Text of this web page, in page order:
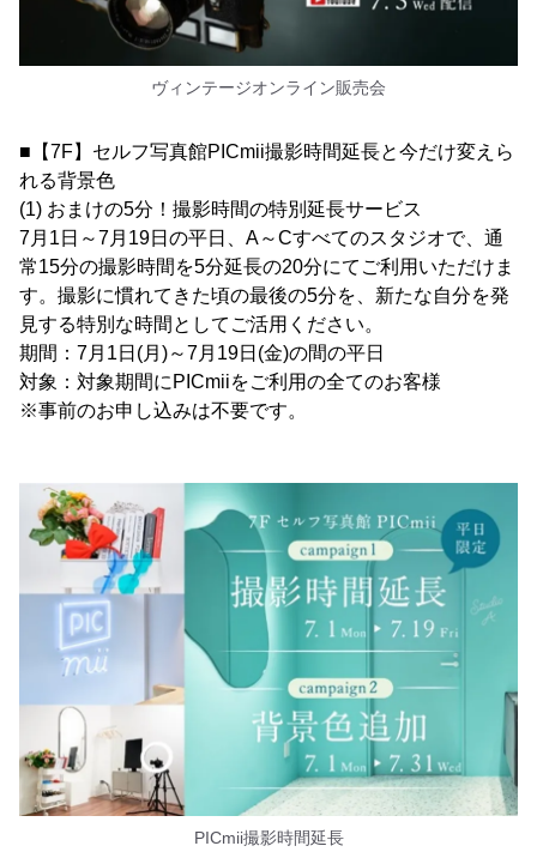
ヴィンテージオンライン販売会
■【7F】セルフ写真館PICmii撮影時間延長と今だけ変えら
れる背景色
(1) おまけの5分！撮影時間の特別延長サービス
7月1日～7月19日の平日、A～Cすべてのスタジオで、通
常15分の撮影時間を5分延長の20分にてご利用いただけま
す。撮影に慣れてきた頃の最後の5分を、新たな自分を発
見する特別な時間としてご活用ください。
期間：7月1日(月)～7月19日(金)の間の平日
対象：対象期間にPICmiiをご利用の全てのお客様
※事前のお申し込みは不要です。
PICmii撮影時間延長